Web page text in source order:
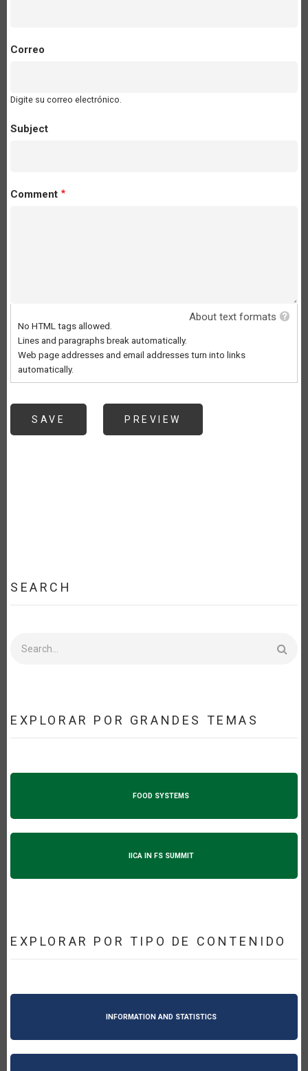
Correo
Digite su correo electrónico.
Subject
Comment
About text formats
No HTML tags allowed.
Lines and paragraphs break automatically.
Web page addresses and email addresses turn into links
automatically.
SEARCH
EXPLORAR POR GRANDES TEMAS
FOOD SYSTEMS
IICA IN FS SUMMIT
EXPLORAR POR TIPO DE CONTENIDO
INFORMATION AND STATISTICS